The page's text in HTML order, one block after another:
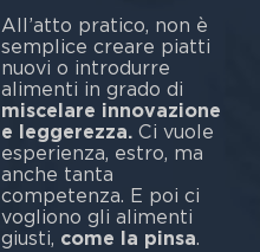
All’atto pratico, non è
semplice creare piatti
nuovi o introdurre
alimenti in grado di
miscelare innovazione
e leggerezza. Ci vuole
esperienza, estro, ma
anche tanta
competenza. E poi ci
vogliono gli alimenti
giusti, come la pinsa.